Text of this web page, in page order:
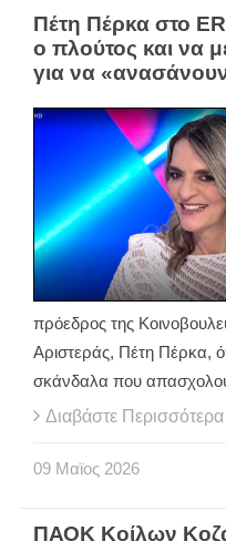
Πέτη Πέρκα στο
ο πλούτος και να
για να
πρόεδρος της
Αριστεράς, Πέτη Πέρκα,
σκάνδαλα που
Διαβάστε Περισσότερα
09 Μαϊος 2026
ΠΑΟΚ Κοίλων